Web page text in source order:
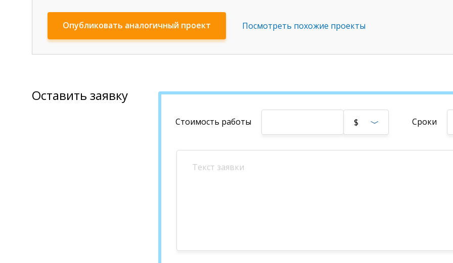
Опубликовать аналогичный проект Посмотреть похожие проекты
Оставить заявку
Стоимость работы $ Сроки